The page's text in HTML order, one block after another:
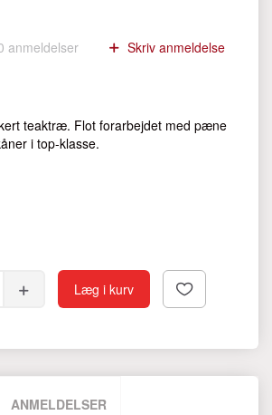
anmeldelser Skriv anmeldelse
teaktræ. Flot forarbejdet med pæne
i top-klasse.
Læg i kurv
ANMELDELSER